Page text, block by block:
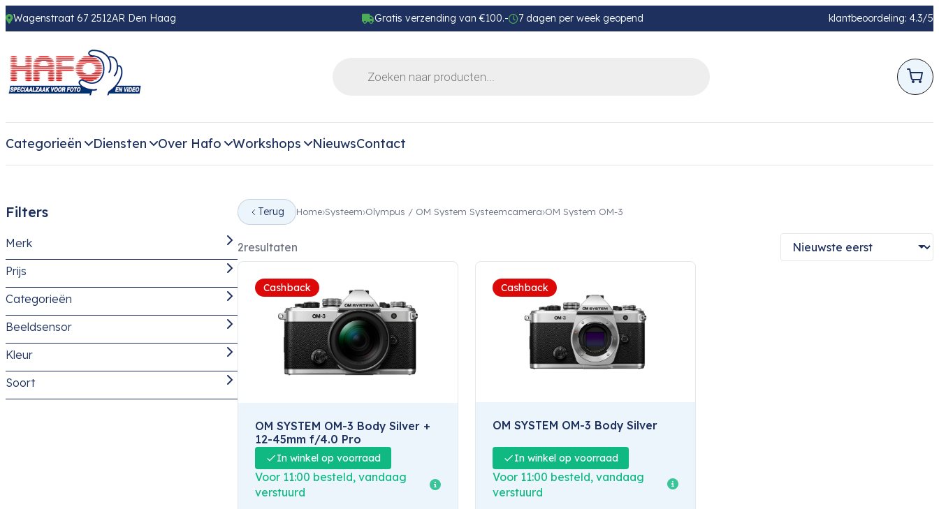
Wagenstraat 67 2512AR Den Haag Gratis verzending van €100.- 7 dagen per week geopend klantbeoordeling: 4.3/5
Categorieën Diensten Over Hafo Workshops NieuwsContact
Filters
Merk
OM Systems
Prijs
Categorieën
Nieuw(2)
OM System OM-3
OM-System Zomer Cashback (16-08-
(2)
Beeldsensor
Micro Four-Thirds (micro 4/3)
Kleur
Zilver
Soort
Terug Home Systeem Olympus / OM System Systeemcamera OM System OM-3
2resultaten
Cashback
OM SYSTEM OM-3 Body Silver +
12-45mm f/4.0 Pro
In winkel op voorraad
Voor 11:00 besteld, vandaag
verstuurd
Cashback
OM SYSTEM OM-3 Body Silver
In winkel op voorraad
Voor 11:00 besteld, vandaag
verstuurd